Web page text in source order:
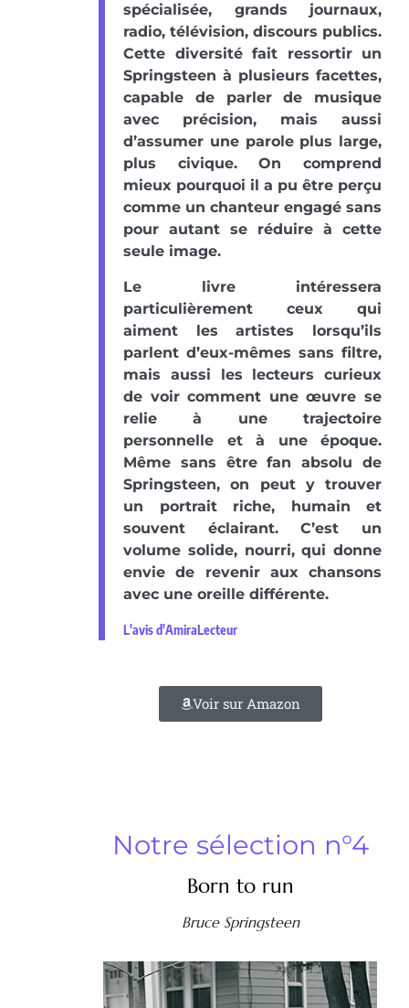
spécialisée, grands journaux,
radio, télévision, discours publics.
Cette diversité fait ressortir un
Springsteen à plusieurs facettes,
capable de parler de musique
avec précision, mais aussi
d’assumer une parole plus large,
plus civique. On comprend
mieux pourquoi il a pu être perçu
comme un chanteur engagé sans
pour autant se réduire à cette
seule image.
Le livre intéressera
particulièrement ceux qui
aiment les artistes lorsqu’ils
parlent d’eux-mêmes sans filtre,
mais aussi les lecteurs curieux
de voir comment une œuvre se
relie à une trajectoire
personnelle et à une époque.
Même sans être fan absolu de
Springsteen, on peut y trouver
un portrait riche, humain et
souvent éclairant. C’est un
volume solide, nourri, qui donne
envie de revenir aux chansons
avec une oreille différente.
L'avis d'AmiraLecteur
Voir sur Amazon
Notre sélection n°4
Born to run
Bruce Springsteen